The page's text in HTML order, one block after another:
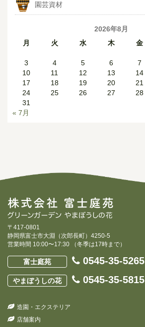
園芸資材
2026年8月
月
火 水 木 金
3
4 5 6 7
10
11 12 13 14
17
18 19 20 21
24
25 26 27 28
31
« 7月
〒417-0801
静岡県富士市大淵（次郎長町）4250-5
営業時間 10:00〜17:30 （冬季は17時まで）
富士庭苑 0545-35-5265
やまぼうしの花 0545-35-5815
造園・エクステリア
店舗案内